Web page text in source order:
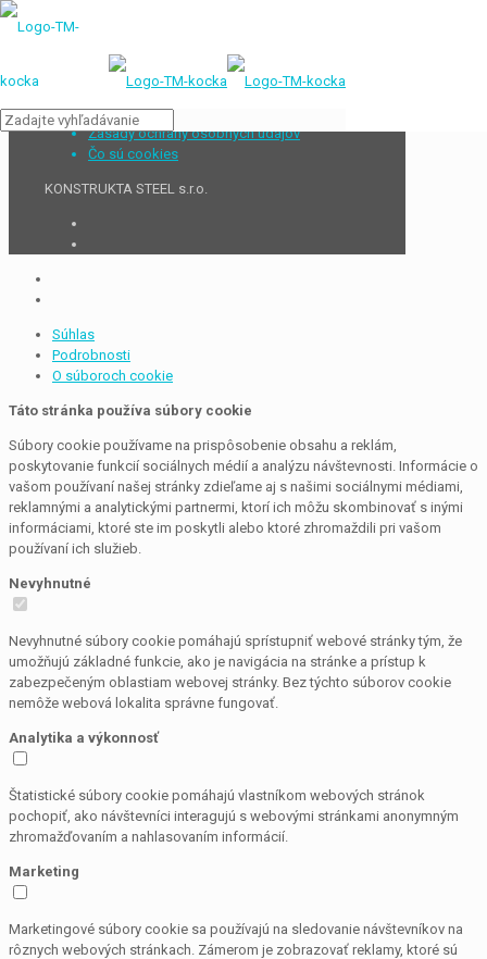
Zásady ochrany osobných údajov
Čo sú cookies
KONSTRUKTA STEEL s.r.o.
Súhlas
Podrobnosti
O súboroch cookie
Táto stránka používa súbory cookie
Súbory cookie používame na prispôsobenie obsahu a reklám,
poskytovanie funkcií sociálnych médií a analýzu návštevnosti. Informácie o
vašom používaní našej stránky zdieľame aj s našimi sociálnymi médiami,
reklamnými a analytickými partnermi, ktorí ich môžu skombinovať s inými
informáciami, ktoré ste im poskytli alebo ktoré zhromaždili pri vašom
používaní ich služieb.
Nevyhnutné
Nevyhnutné súbory cookie pomáhajú sprístupniť webové stránky tým, že
umožňujú základné funkcie, ako je navigácia na stránke a prístup k
zabezpečeným oblastiam webovej stránky. Bez týchto súborov cookie
nemôže webová lokalita správne fungovať.
Analytika a výkonnosť
Štatistické súbory cookie pomáhajú vlastníkom webových stránok
pochopiť, ako návštevníci interagujú s webovými stránkami anonymným
zhromažďovaním a nahlasovaním informácií.
Marketing
Marketingové súbory cookie sa používajú na sledovanie návštevníkov na
rôznych webových stránkach. Zámerom je zobrazovať reklamy, ktoré sú